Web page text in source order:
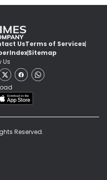
UsTerms of Services
IndexSitemap
Us
Reserved.